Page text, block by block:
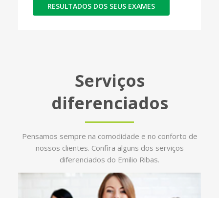
RESULTADOS DOS SEUS EXAMES
Serviços
diferenciados
Pensamos sempre na comodidade e no conforto de
nossos clientes. Confira alguns dos serviços
diferenciados do Emilio Ribas.